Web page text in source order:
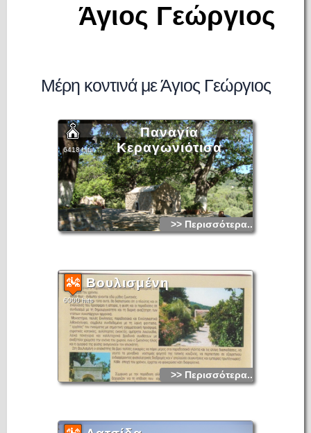
Άγιος Γεώργιος
Μέρη κοντινά με Άγιος Γεώργιος
Παναγία
Κεραγωνιότισα
6418 hits
>> Περισσότερα...
Βουλισμένη
6000 hits
>> Περισσότερα...